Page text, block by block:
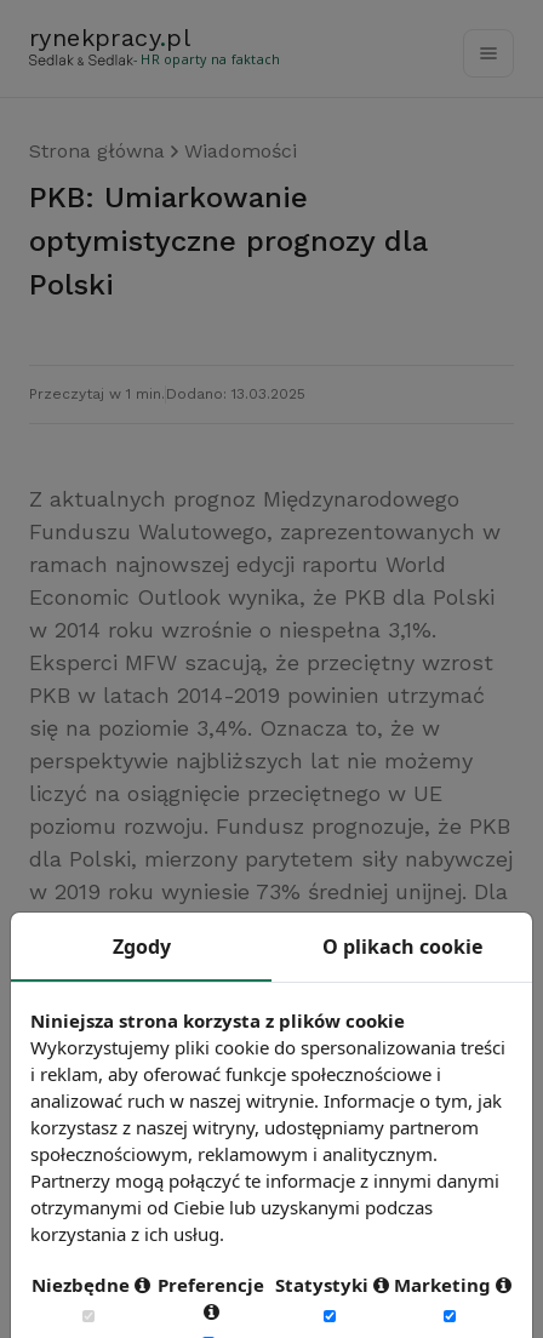
rynekpracy.pl
- HR oparty na faktach
Strona główna Wiadomości
PKB: Umiarkowanie
optymistyczne prognozy dla
Polski
Przeczytaj w 1 min. Dodano: 13.03.2025
Z aktualnych prognoz Międzynarodowego
Funduszu Walutowego, zaprezentowanych w
ramach najnowszej edycji raportu World
Economic Outlook wynika, że PKB dla Polski
w 2014 roku wzrośnie o niespełna 3,1%.
Eksperci MFW szacują, że przeciętny wzrost
PKB w latach 2014-2019 powinien utrzymać
się na poziomie 3,4%. Oznacza to, że w
perspektywie najbliższych lat nie możemy
liczyć na osiągnięcie przeciętnego w UE
poziomu rozwoju. Fundusz prognozuje, że PKB
dla Polski, mierzony parytetem siły nabywczej
w 2019 roku wyniesie 73% średniej unijnej. Dla
Źródło: Międzynarodowy Fundusz Walutowy
Chcesz wiedzieć więcej?
Zobacz więcej wiadomości
Zgody O plikach cookie
Niniejsza strona korzysta z plików cookie
Wykorzystujemy pliki cookie do spersonalizowania treści
i reklam, aby oferować funkcje społecznościowe i
analizować ruch w naszej witrynie. Informacje o tym, jak
korzystasz z naszej witryny, udostępniamy partnerom
społecznościowym, reklamowym i analitycznym.
Partnerzy mogą połączyć te informacje z innymi danymi
otrzymanymi od Ciebie lub uzyskanymi podczas
korzystania z ich usług.
Niezbędne Preferencje Statystyki Marketing